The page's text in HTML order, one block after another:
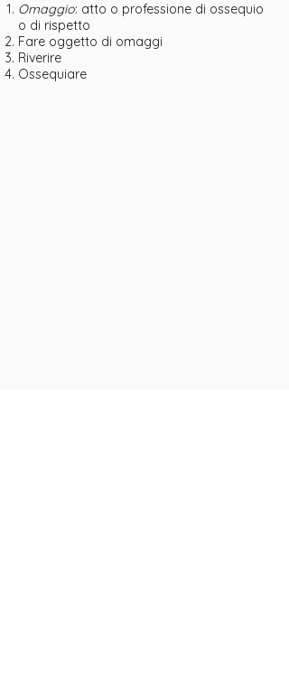
Omaggio: atto o professione di ossequio
o di rispetto
Fare oggetto di omaggi
Riverire
Ossequiare